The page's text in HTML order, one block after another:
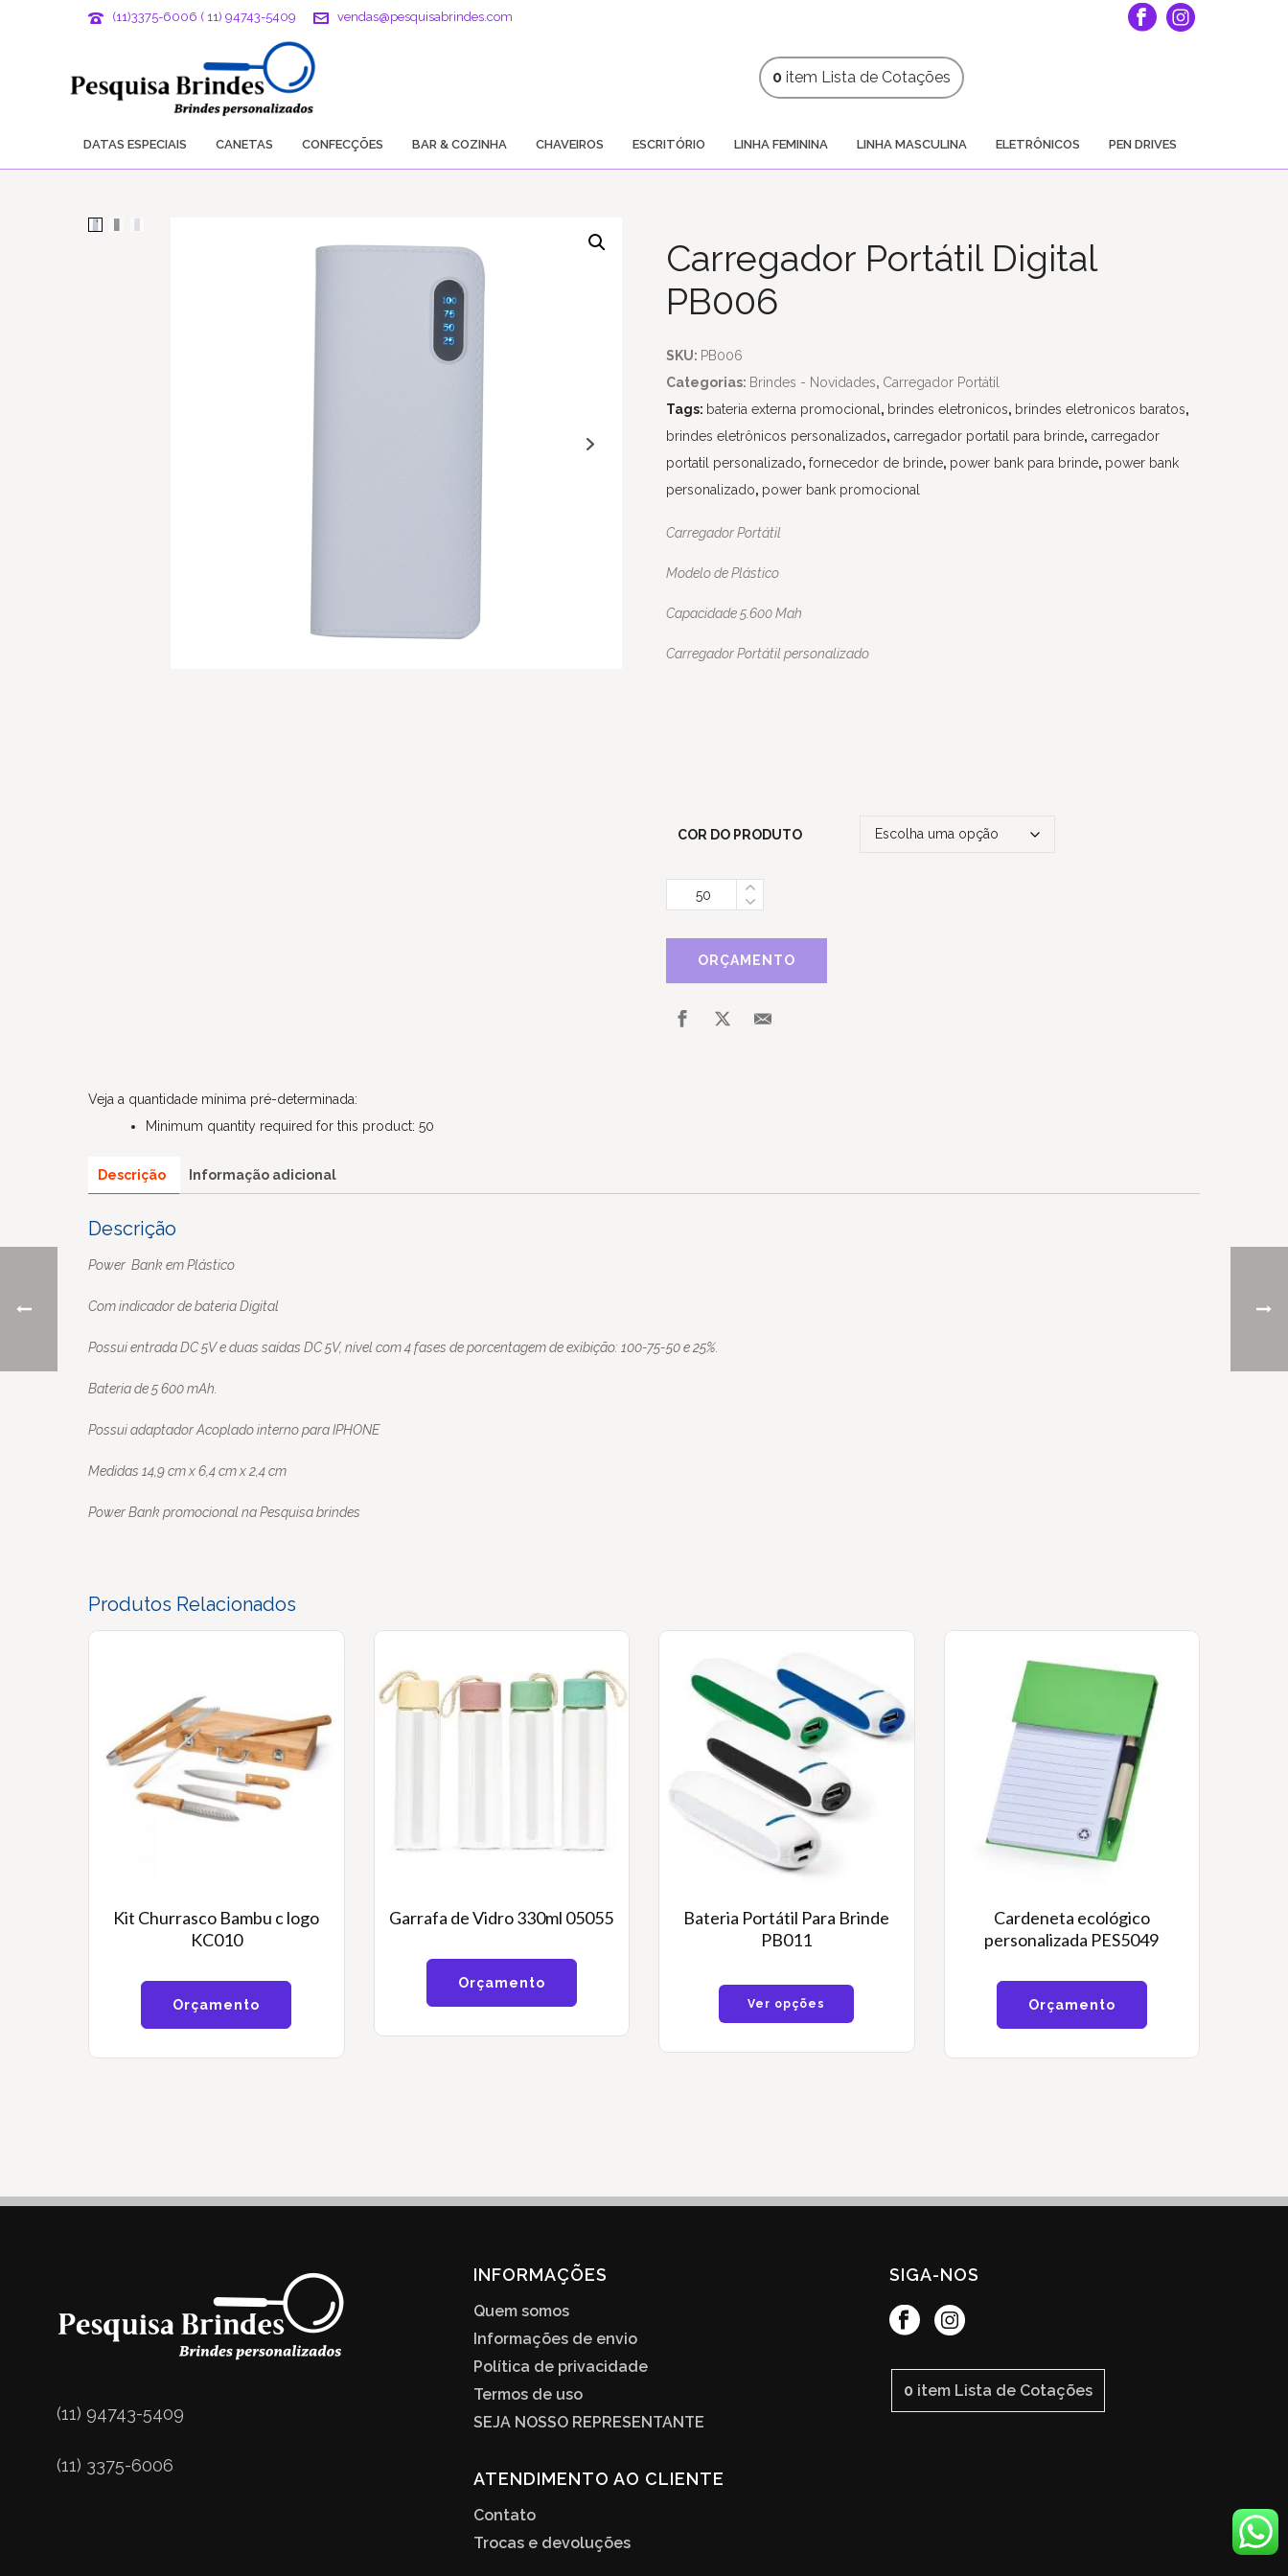
(11)3375-6006 ( 11) 94743-5409 vendas@pesquisabrindes.com
0 item Lista de Cotações
DATAS ESPECIAIS CANETAS CONFECÇÕES BAR & COZINHA CHAVEIROS ESCRITÓRIO LINHA FEMININA LINHA MASCULINA ELETRÔNICOS PEN DRIVES
Carregador Portátil Digital
PB006
SKU: PB006
Categorias: Brindes - Novidades, Carregador Portátil
Tags: bateria externa promocional , brindes eletronicos, brindes eletronicos baratos,
brindes eletrônicos personalizados, carregador portatil para brinde, carregador
portatil personalizado,fornecedor de brinde, power bank para brinde, power bank
personalizado, power bank promocional
Carregador Portátil
Modelo de Plástico
Capacidade 5.600 Mah
Carregador Portátil personalizado
COR DO PRODUTO
Quantidade
ORÇAMENTO
Veja a quantidade mínima pré-determinada:
Minimum quantity required for this product: 50
Descrição Informação adicional
Descrição
Power Bank em Plástico
Com indicador de bateria Digital
Possui entrada DC 5V e duas saídas DC 5V, nível com 4 fases de porcentagem de exibição: 100-75-50 e 25%.
Bateria de 5 600 mAh.
Possui adaptador Acoplado interno para IPHONE
Medidas 14,9 cm x 6,4 cm x 2,4 cm
Power Bank promocional na Pesquisa brindes
Produtos Relacionados
Kit Churrasco Bambu c logo
KC010
Orçamento
Garrafa de Vidro 330ml 05055
Orçamento
Bateria Portátil Para Brinde
PB011
Ver opções
Cardeneta ecológico
personalizada PES5049
Orçamento
(11) 94743-5409
(11) 3375-6006
INFORMAÇÕES
Quem somos
Informações de envio
Política de privacidade
Termos de uso
SEJA NOSSO REPRESENTANTE
ATENDIMENTO AO CLIENTE
Contato
Trocas e devoluções
SIGA-NOS
0 item Lista de Cotações